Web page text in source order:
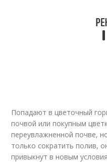
Попадают в цветочный
почвой или покупным
переувлажненной почве,
только сократить полив,
привыкнут в новым